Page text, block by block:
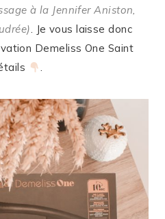
à la Jennifer Aniston,
. Je vous laisse donc
Demeliss One Saint
.